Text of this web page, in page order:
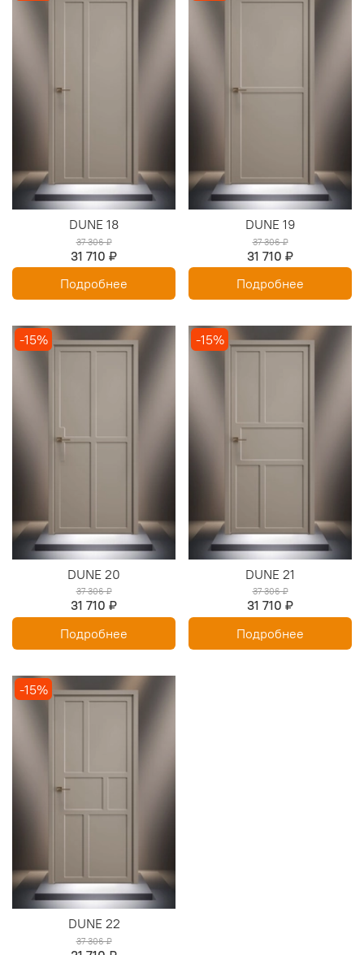
DUNE 18
37 306 ₽
31 710 ₽
Подробнее
DUNE 19
37 306 ₽
31 710 ₽
Подробнее
-15%
DUNE 20
37 306 ₽
31 710 ₽
Подробнее
-15%
DUNE 21
37 306 ₽
31 710 ₽
Подробнее
-15%
DUNE 22
37 306 ₽